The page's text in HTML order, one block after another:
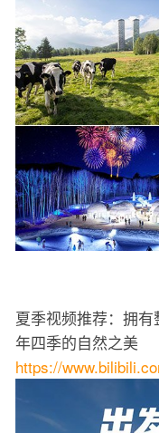
夏季视频推荐：拥
年四季的自然之美
https://